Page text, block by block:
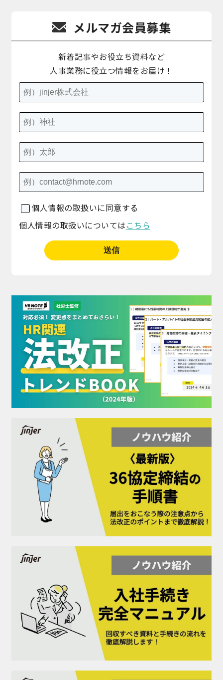
メルマガ会員募集
新着記事やお役立ち資料など
人事業務に役立つ情報をお届け！
個人情報の取扱いに同意する
個人情報の取扱いについては こちら